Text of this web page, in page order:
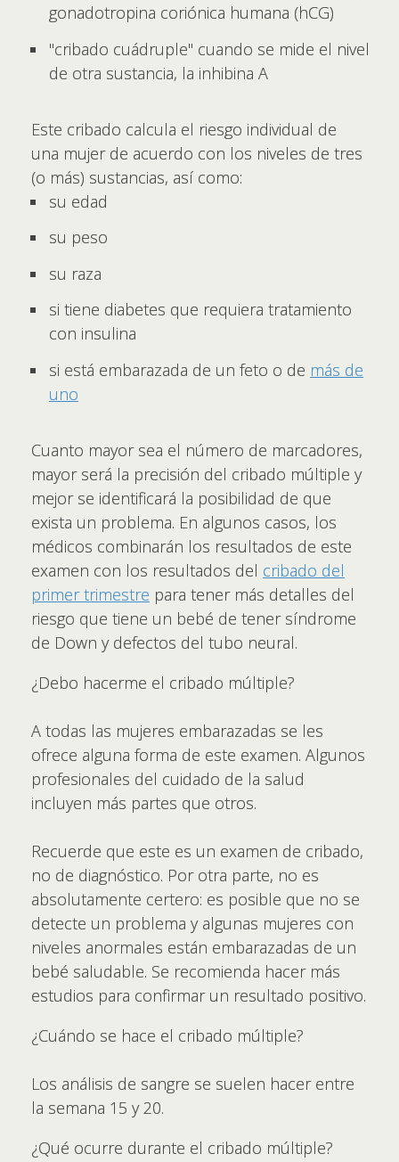
gonadotropina coriónica humana (hCG)
"cribado cuádruple" cuando se mide el nivel
de otra sustancia, la inhibina A
Este cribado calcula el riesgo individual de
una mujer de acuerdo con los niveles de tres
(o más) sustancias, así como:
su edad
su peso
su raza
si tiene diabetes que requiera tratamiento
con insulina
si está embarazada de un feto o de más de
uno
Cuanto mayor sea el número de marcadores,
mayor será la precisión del cribado múltiple y
mejor se identificará la posibilidad de que
exista un problema. En algunos casos, los
médicos combinarán los resultados de este
examen con los resultados del cribado del
primer trimestre para tener más detalles del
riesgo que tiene un bebé de tener síndrome
de Down y defectos del tubo neural.
¿Debo hacerme el cribado múltiple?
A todas las mujeres embarazadas se les
ofrece alguna forma de este examen. Algunos
profesionales del cuidado de la salud
incluyen más partes que otros.
Recuerde que este es un examen de cribado,
no de diagnóstico. Por otra parte, no es
absolutamente certero: es posible que no se
detecte un problema y algunas mujeres con
niveles anormales están embarazadas de un
bebé saludable. Se recomienda hacer más
estudios para confirmar un resultado positivo.
¿Cuándo se hace el cribado múltiple?
Los análisis de sangre se suelen hacer entre
la semana 15 y 20.
¿Qué ocurre durante el cribado múltiple?